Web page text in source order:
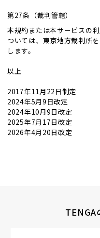
第27条（裁判管轄）
本規約または本サービスの
ついては、東京地方裁判所
します。
以上
2017年11月22日制定
2024年5月9日改定
2024年10月9日改定
2025年7月17日改定
2026年4月20日改定
TENGA